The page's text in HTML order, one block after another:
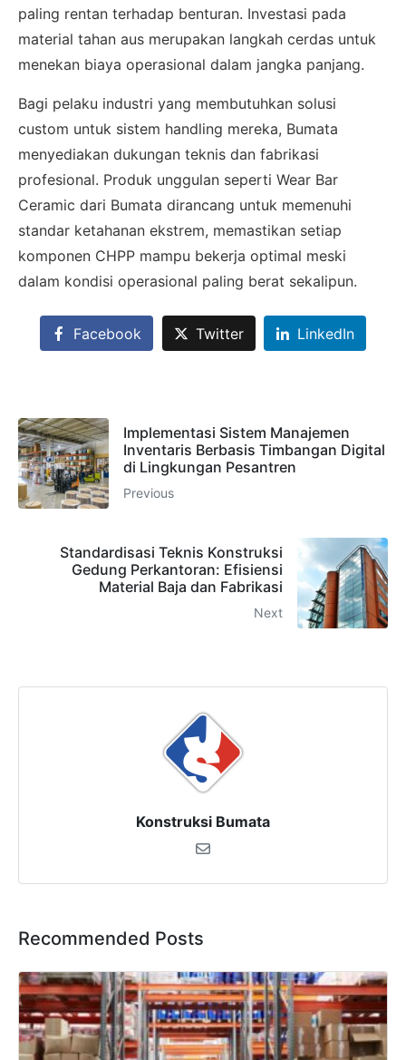
paling rentan terhadap benturan. Investasi pada
material tahan aus merupakan langkah cerdas untuk
menekan biaya operasional dalam jangka panjang.
Bagi pelaku industri yang membutuhkan solusi
custom untuk sistem handling mereka, Bumata
menyediakan dukungan teknis dan fabrikasi
profesional. Produk unggulan seperti Wear Bar
Ceramic dari Bumata dirancang untuk memenuhi
standar ketahanan ekstrem, memastikan setiap
komponen CHPP mampu bekerja optimal meski
dalam kondisi operasional paling berat sekalipun.
Facebook Twitter LinkedIn
Implementasi Sistem Manajemen
Inventaris Berbasis Timbangan Digital
di Lingkungan Pesantren
Previous
Standardisasi Teknis Konstruksi
Gedung Perkantoran: Efisiensi
Material Baja dan Fabrikasi
Next
Konstruksi Bumata
Recommended Posts
SALES ASSISTANCE
Hubungi Tim Sales